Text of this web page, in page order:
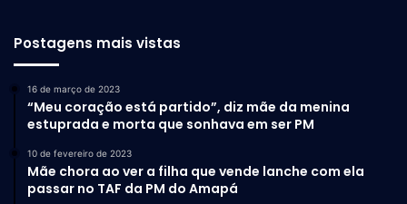
Postagens mais vistas
16 de março de 2023
“Meu coração está partido”, diz mãe da menina
estuprada e morta que sonhava em ser PM
10 de fevereiro de 2023
Mãe chora ao ver a filha que vende lanche com ela
passar no TAF da PM do Amapá